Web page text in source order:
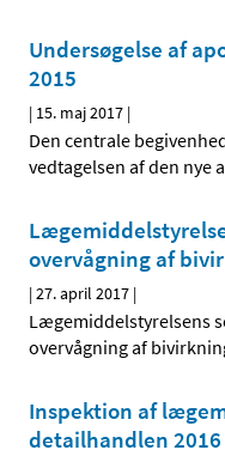
Undersøgelse af
2015
| 15. maj 2017 |
Den centrale
vedtagelsen af den nye
overvågning af
|27. april 2017 |
Lægemiddelstyrelsens
overvågning af
Inspektion af
detailhandlen 2016